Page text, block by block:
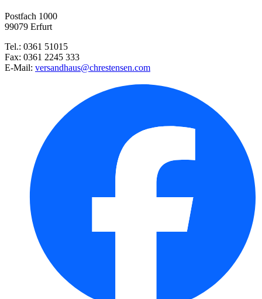
Postfach 1000
99079 Erfurt
Tel.: 0361 51015
Fax: 0361 2245 333
E-Mail: versandhaus@chrestensen.com